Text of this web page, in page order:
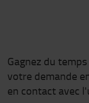
Gagnez du
votre demande
en contact avec